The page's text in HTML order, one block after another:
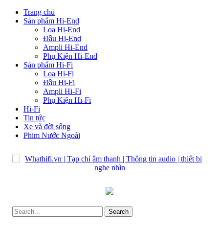
Trang chủ
Sản phẩm Hi-End
Loa Hi-End
Đầu Hi-End
Ampli Hi-End
Phụ Kiện Hi-End
Sản phẩm Hi-Fi
Loa Hi-Fi
Đầu Hi-Fi
Ampli Hi-Fi
Phụ Kiện Hi-Fi
Hi-Fi
Tin tức
Xe và đời sống
Phim Nước Ngoài